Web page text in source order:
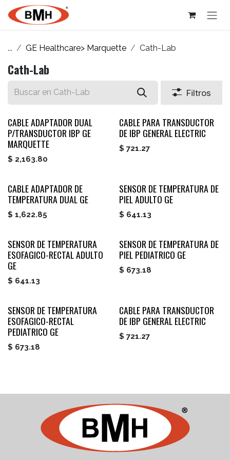
Ir al contenido
... GE Healthcare> Marquette Cath-Lab
Cath-Lab
Filtros
CABLE ADAPTADOR DUAL
P/TRANSDUCTOR IBP GE
MARQUETTE
$ 2,163.80
CABLE PARA TRANSDUCTOR
DE IBP GENERAL ELECTRIC
$ 721.27
CABLE ADAPTADOR DE
TEMPERATURA DUAL GE
$ 1,622.85
SENSOR DE TEMPERATURA DE
PIEL ADULTO GE
$ 641.13
SENSOR DE TEMPERATURA
ESOFAGICO-RECTAL ADULTO
GE
$ 641.13
SENSOR DE TEMPERATURA DE
PIEL PEDIATRICO GE
$ 673.18
SENSOR DE TEMPERATURA
ESOFAGICO-RECTAL
PEDIATRICO GE
$ 673.18
CABLE PARA TRANSDUCTOR
DE IBP GENERAL ELECTRIC
$ 721.27